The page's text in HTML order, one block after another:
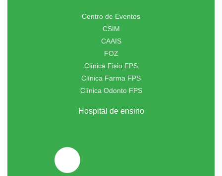
Centro de Eventos
CSIM
CAAIS
FOZ
Clínica Fisio FPS
Clínica Farma FPS
Clínica Odonto FPS
Hospital de ensino